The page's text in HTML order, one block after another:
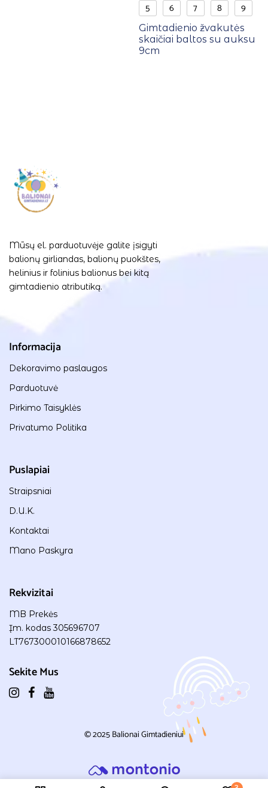
5
6 7 8 9
Gimtadienio žvakutės
skaičiai baltos su auksu
9cm
Mūsų el. parduotuvėje galite įsigyti
balionų girliandas, balionų puokštes,
helinius ir folinius balionus bei kitą
gimtadienio atributiką.
Informacija
Dekoravimo paslaugos
Parduotuvė
Pirkimo Taisyklės
Privatumo Politika
Puslapiai
Straipsniai
D.U.K.
Kontaktai
Mano Paskyra
Rekvizitai
MB Prekės
Įm. kodas 305696707
LT767300010166878652
Sekite Mus
© 2025Balionai Gimtadieniui